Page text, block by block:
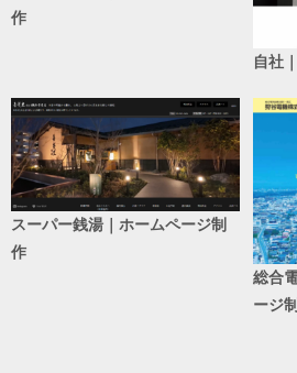
作
自社
スーパー銭湯｜ホームページ制
作
総合
ージ